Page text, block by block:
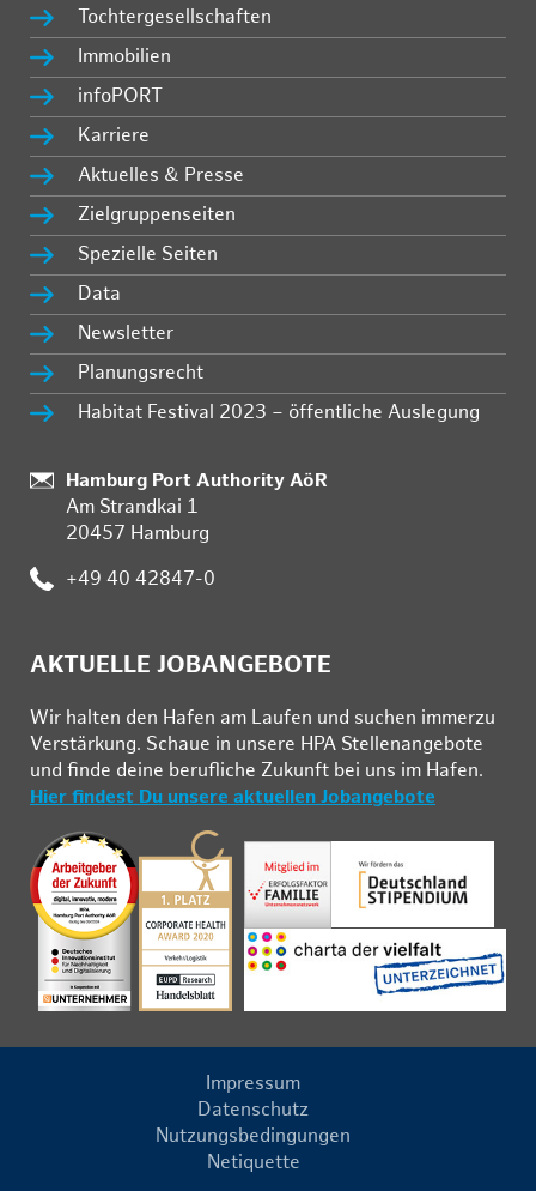
Tochtergesellschaften
Immobilien
infoPORT
Karriere
Aktuelles & Presse
Zielgruppenseiten
Spezielle Seiten
Data
Newsletter
Planungsrecht
Habitat Festival 2023 – öffentliche Auslegung
Standort:
Hamburg Port Authority AöR
Am Strandkai 1
20457 Hamburg
Telefon:
+49 40 42847-0
AKTUELLE JOBANGEBOTE
Wir hal­ten den Ha­fen am Lau­fen und su­chen im­mer­zu
Ver­stär­kung. Schau­e in un­se­re HPA Stel­len­an­ge­bo­te
und fin­de deine be­ruf­li­che Zu­kunft bei uns im Ha­fen.
Hier findest Du unsere aktuellen Jobangebote
Impressum
Datenschutz
Nutzungsbedingungen
Netiquette